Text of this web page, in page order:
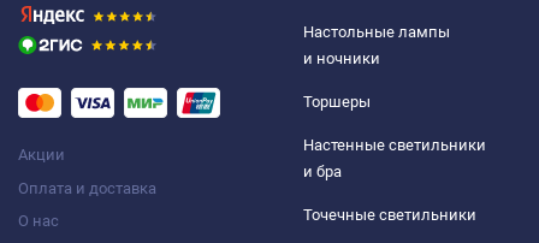
Акции
Оплата и доставка
О нас
Настольные лампы
и ночники
Торшеры
Настенные светильники
и бра
Точечные светильники